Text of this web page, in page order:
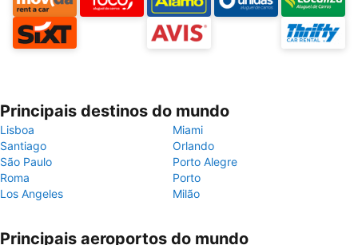
Principais destinos do mundo
Lisboa
Miami
Santiago
Orlando
São Paulo
Porto Alegre
Roma
Porto
Los Angeles
Milão
Principais aeroportos do mundo